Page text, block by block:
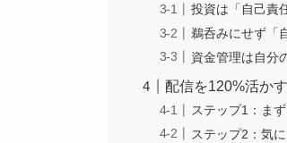
投資は「自己責
鵜呑みにせず「
資金管理は自分
配信を120%活か
ステップ1：ま
ステップ2：気